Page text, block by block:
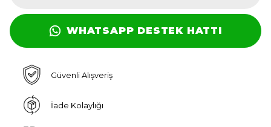
WHATSAPP DESTEK HATTI
Güvenli Alışveriş
İade Kolaylığı